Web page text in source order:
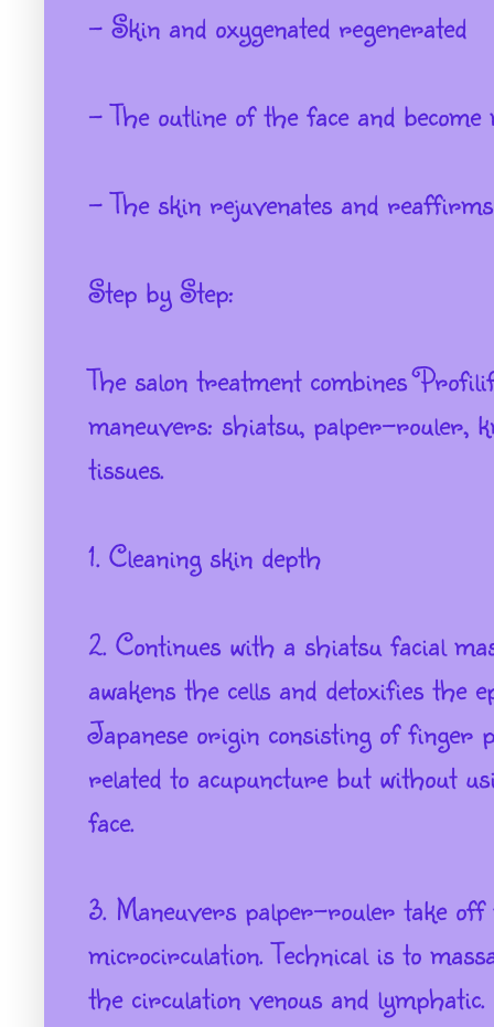
- Skin and oxygenated regenerated
- The outline of the face and
- The skin rejuvenates and reaffirms
Step by Step:
The salon treatment combines
maneuvers: shiatsu, palper-rouler,
tissues.
1. Cleaning skin depth
2. Continues with a shiatsu facial
awakens the cells and detoxifies
Japanese origin consisting of finger
related to acupuncture but without
face.
3. Maneuvers palper-rouler take off
microcirculation. Technical is to
the circulation venous and lymphatic.